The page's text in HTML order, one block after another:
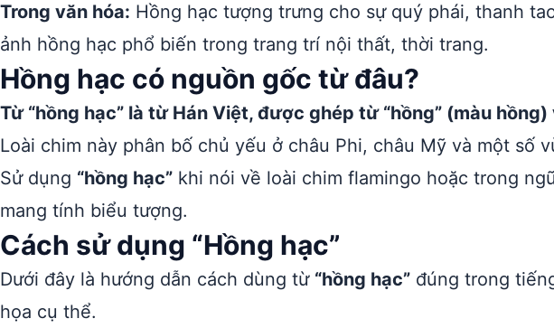
Trong văn hóa: Hồng hạc tượng trưng cho sự quý phái, thanh
ảnh hồng hạc phổ biến trong trang trí nội thất, thời trang.
Hồng hạc có nguồn gốc từ đâu?
Từ “hồng hạc” là từ Hán Việt, được ghép từ “hồng” (màu
Loài chim này phân bố chủ yếu ở châu Phi, châu Mỹ và một số
Sử dụng “hồng hạc” khi nói về loài chim flamingo hoặc trong
mang tính biểu tượng.
Cách sử dụng “Hồng hạc”
Dưới đây là hướng dẫn cách dùng từ “hồng hạc” đúng trong
họa cụ thể.